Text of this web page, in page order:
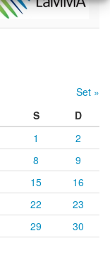
Set »
S
D
1
2
8
9
15
16
22
23
29
30